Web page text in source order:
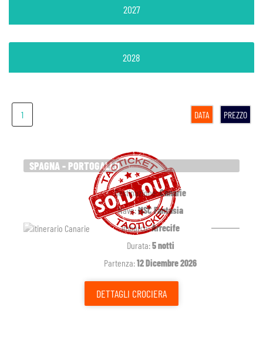
1 DATA PREZZO
SPAGNA - PORTOGALLO
Destinazione:Canarie
Nave:MSC Fantasia
Imbarco:Arrecife
Durata:5 notti
Partenza:12 Dicembre 2026
DETTAGLI CROCIERA
2027
2028